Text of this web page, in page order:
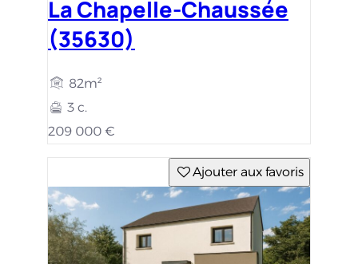
La Chapelle-Chaussée
(35630)
82m²
3 c.
209 000 €
Ajouter aux favoris